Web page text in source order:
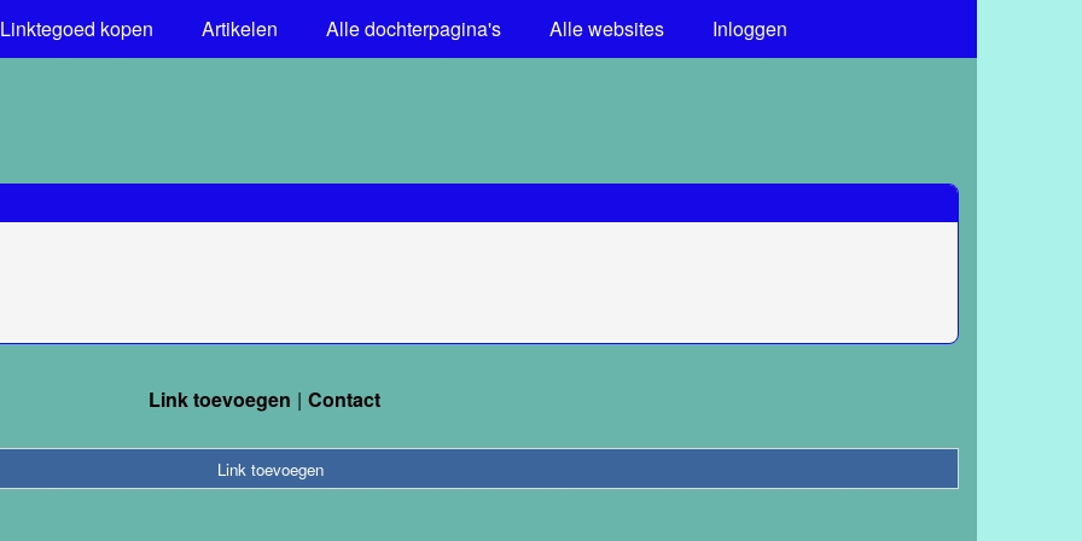
Linktegoed kopen Artikelen Alle dochterpagina's Alle websites Inloggen
Link toevoegen Contact
Link toevoegen